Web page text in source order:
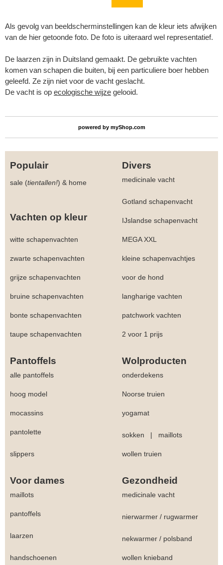
Als gevolg van beeldscherminstellingen kan de kleur iets afwijken
van de hier getoonde foto. De foto is uiteraard wel representatief.
De laarzen zijn in Duitsland gemaakt. De gebruikte vachten
komen van schapen die buiten, bij een particuliere boer hebben
geleefd. Ze zijn niet voor de vacht geslacht.
De vacht is op ecologische wijze gelooid.
powered by myShop.com
Populair Divers
sale (tientallen!) & home medicinale vacht
Gotland schapenvacht
Vachten op kleur IJslandse schapenvacht
witte schapenvachten MEGA XXL
zwarte schapenvachten kleine schapenvachtjes
grijze schapenvachten voor de hond
bruine schapenvachten langharige vachten
bonte schapenvachten patchwork vachten
taupe schapenvachten 2 voor 1 prijs
Pantoffels Wolproducten
alle pantoffels onderdekens
hoog model Noorse truien
mocassins yogamat
pantolette sokken | maillots
slippers wollen truien
Voor dames Gezondheid
maillots medicinale vacht
pantoffels nierwarmer / rugwarmer
laarzen nekwarmer / polsband
handschoenen wollen knieband